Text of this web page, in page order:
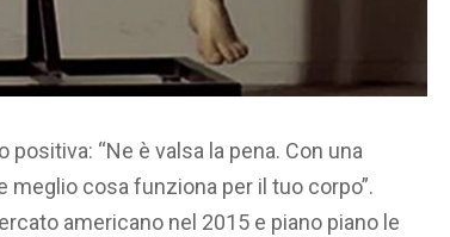
“Ne è valsa la pena. Con una
meglio cosa funziona per il tuo corpo”.
americano nel 2015 e piano piano le